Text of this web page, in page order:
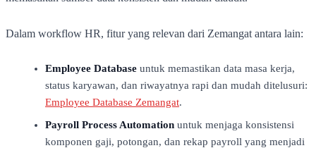
Dalam workflow HR, fitur yang relevan dari Zemangat antara lain:
Employee Database untuk memastikan data masa kerja,
status karyawan, dan riwayatnya rapi dan mudah ditelusuri:
Employee Database Zemangat.
Payroll Process Automation untuk menjaga konsistensi
komponen gaji, potongan, dan rekap payroll yang menjadi